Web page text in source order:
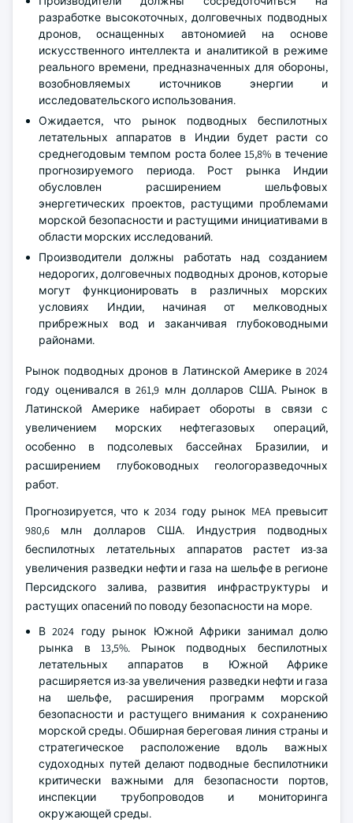
разработке высокоточных, долговечных подводных
дронов, оснащенных автономией на основе
искусственного интеллекта и аналитикой в режиме
реального времени, предназначенных для обороны,
возобновляемых источников энергии и
исследовательского использования.
Ожидается, что рынок подводных беспилотных
летательных аппаратов в Индии будет расти со
среднегодовым темпом роста более 15,8% в течение
прогнозируемого периода. Рост рынка Индии
обусловлен расширением шельфовых
энергетических проектов, растущими проблемами
морской безопасности и растущими инициативами в
области морских исследований.
Производители должны работать над созданием
недорогих, долговечных подводных дронов, которые
могут функционировать в различных морских
условиях Индии, начиная от мелководных
прибрежных вод и заканчивая глубоководными
районами.
Рынок подводных дронов в Латинской Америке в 2024
году оценивался в 261,9 млн долларов США. Рынок в
Латинской Америке набирает обороты в связи с
увеличением морских нефтегазовых операций,
особенно в подсолевых бассейнах Бразилии, и
расширением глубоководных геологоразведочных
работ.
Прогнозируется, что к 2034 году рынок MEA превысит
980,6 млн долларов США. Индустрия подводных
беспилотных летательных аппаратов растет из-за
увеличения разведки нефти и газа на шельфе в регионе
Персидского залива, развития инфраструктуры и
растущих опасений по поводу безопасности на море.
В 2024 году рынок Южной Африки занимал долю
рынка в 13,5%. Рынок подводных беспилотных
летательных аппаратов в Южной Африке
расширяется из-за увеличения разведки нефти и газа
на шельфе, расширения программ морской
безопасности и растущего внимания к сохранению
морской среды. Обширная береговая линия страны и
стратегическое расположение вдоль важных
судоходных путей делают подводные беспилотники
критически важными для безопасности портов,
инспекции трубопроводов и мониторинга
окружающей среды.